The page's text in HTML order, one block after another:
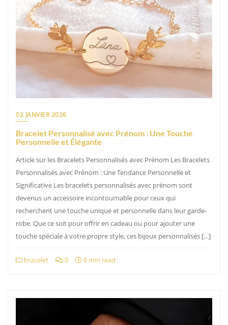
02 JANVIER 2026
Bracelet Personnalisé avec Prénom : Une Touche
Personnelle et Élégante
Article sur les Bracelets Personnalisés avec Prénom Les Bracelets
Personnalisés avec Prénom : Une Tendance Personnelle et
Significative Les bracelets personnalisés avec prénom sont
devenus un accessoire incontournable pour ceux qui
recherchent une touche unique et personnelle dans leur garde-
robe. Que ce soit pour offrir en cadeau ou pour ajouter une
touche spéciale à votre propre style, ces bijoux personnalisés […]
bracelet 0 6 min read